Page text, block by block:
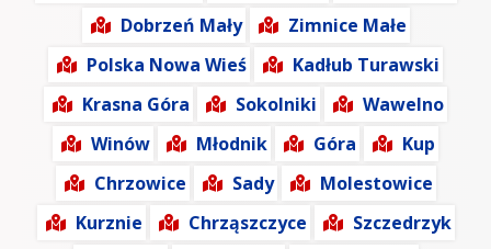
Dobrzeń Mały
Zimnice Małe
Polska Nowa Wieś
Kadłub Turawski
Krasna Góra
Sokolniki
Wawelno
Winów
Młodnik Góra
Kup
Chrzowice
Sady
Molestowice
Kurznie
Chrząszczyce
Szczedrzyk